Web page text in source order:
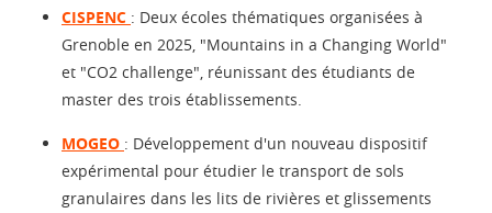
CISPENC : Deux écoles thématiques organisées à
Grenoble en 2025, "Mountains in a Changing World"
et "CO2 challenge", réunissant des étudiants de
master des trois établissements.
MOGEO : Développement d'un nouveau dispositif
expérimental pour étudier le transport de sols
granulaires dans les lits de rivières et glissements